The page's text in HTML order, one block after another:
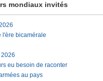
mondiaux invités
l'ère bicamérale
eu besoin de raconter
au pays